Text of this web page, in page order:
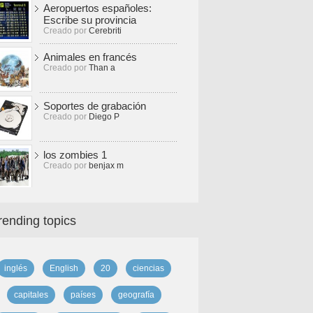
Aeropuertos españoles:
Escribe su provincia
Creado por Cerebriti
Animales en francés
Creado por Than a
Soportes de grabación
Creado por Diego P
los zombies 1
Creado por benjax m
topics
inglés English 20 ciencias
capitales países geografía